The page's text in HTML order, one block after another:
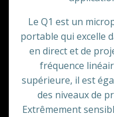
Le Q1 est un
portable qui excelle
en direct et de
fréquence
supérieure, il est
des niveaux de
Extrêmement